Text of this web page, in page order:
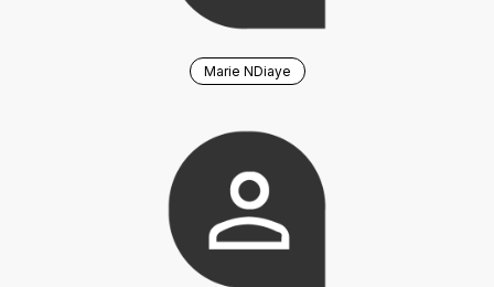
Marie NDiaye